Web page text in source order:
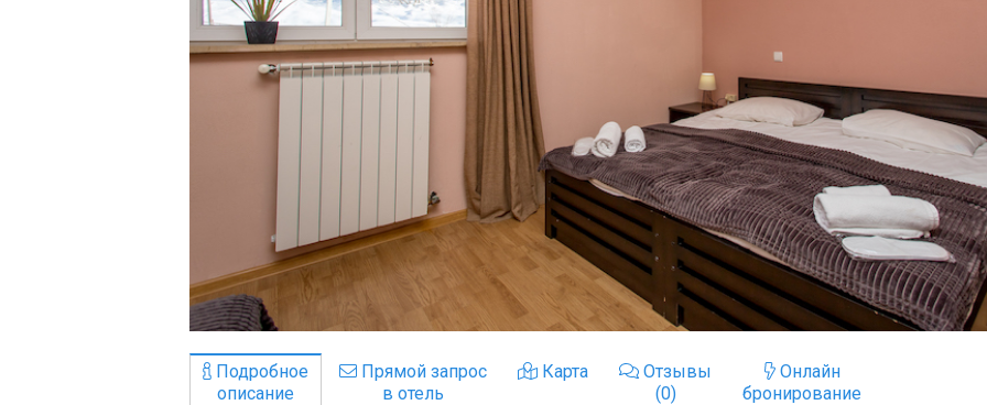
Подробное
описание
Прямой запрос
в отель
Карта
Отзывы
(0)
Онлайн
бронирование
Горячие предложения
Долгосрочная аренда